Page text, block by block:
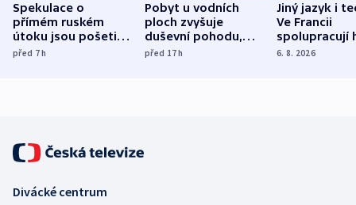
Spekulace o
přímém ruském
útoku jsou pošetilé,
míní estonský
před 7h
Pobyt u vodních
ploch zvyšuje
duševní pohodu,
ukázala
před 17h
Jiný jazyk i
Ve Francii
spolupracují
různých zemí
6. 8. 2026
Divácké centrum